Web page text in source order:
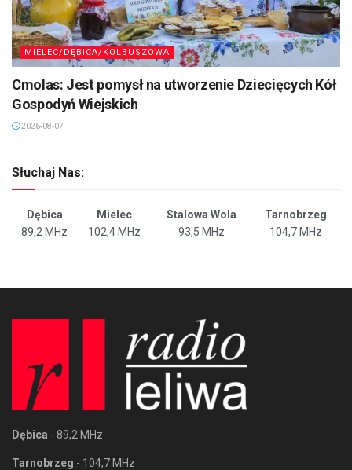
MIELEC/DĘBICA/KOLBUSZOWA
Cmolas: Jest pomysł na utworzenie Dziecięcych Kół
Gospodyń Wiejskich
2026-08-07
Słuchaj Nas:
Dębica Mielec Stalowa Wola
Tarnobrzeg
89,2 MHz
102,4 MHz 93,5 MHz 104,7 MHz
Dębica - 89,2 MHz
Tarnobrzeg - 104,7 MHz